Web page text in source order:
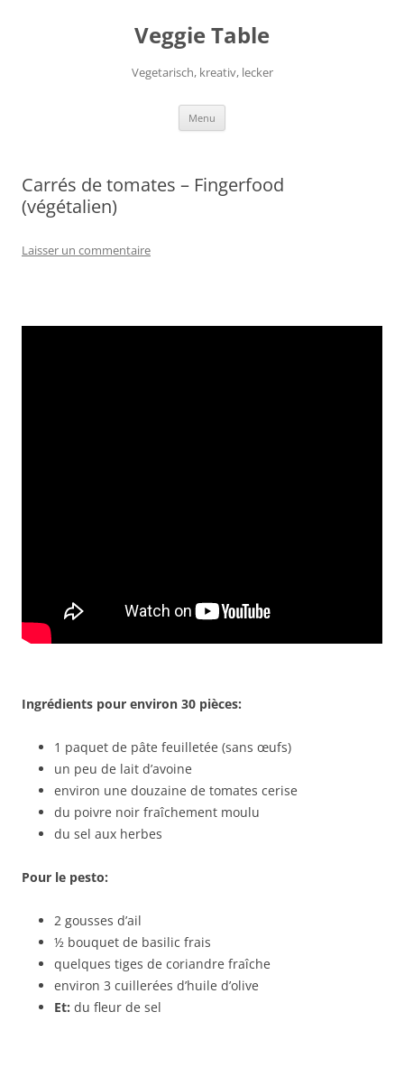
Veggie Table
Vegetarisch, kreativ, lecker
Menu
Carrés de tomates – Fingerfood
(végétalien)
Laisser un commentaire
Ingrédients pour environ 30 pièces:
1 paquet de pâte feuilletée (sans œufs)
un peu de lait d’avoine
environ une douzaine de tomates cerise
du poivre noir fraîchement moulu
du sel aux herbes
Pour le pesto:
2 gousses d’ail
½ bouquet de basilic frais
quelques tiges de coriandre fraîche
environ 3 cuillerées d’huile d’olive
Et: du fleur de sel